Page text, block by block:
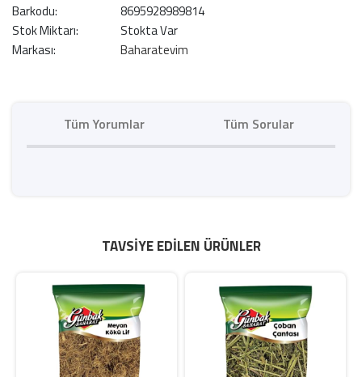
Barkodu:
8695928989814
Stok Miktarı:
Stokta Var
Markası:
Baharatevim
Tüm Yorumlar Tüm Sorular
TAVSIYE EDILEN ÜRÜNLER